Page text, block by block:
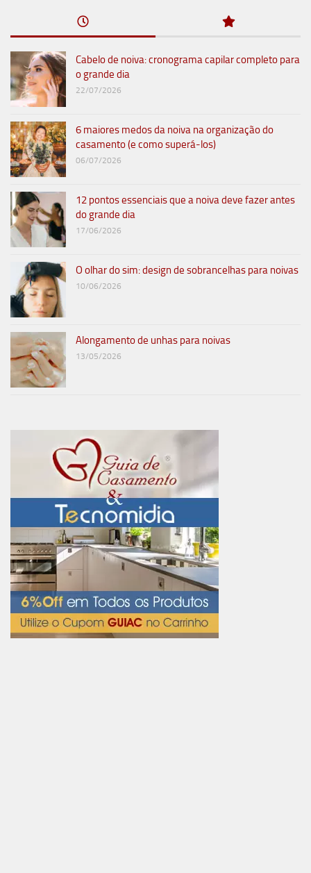
Cabelo de noiva: cronograma capilar completo para
o grande dia
22/07/2026
6 maiores medos da noiva na organização do
casamento (e como superá-los)
06/07/2026
12 pontos essenciais que a noiva deve fazer antes
do grande dia
17/06/2026
O olhar do sim: design de sobrancelhas para noivas
10/06/2026
Alongamento de unhas para noivas
13/05/2026